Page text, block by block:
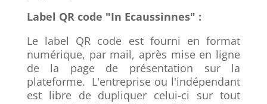
Label QR code "In Ecaussinnes" :
Le label QR code est fourni en format
numérique, par mail, après mise en ligne
de la page de présentation sur la
plateforme. L'entreprise ou l'indépendant
est libre de dupliquer celui-ci sur tout